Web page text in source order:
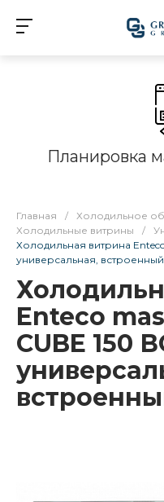
Планировка
Главная / Холодильное
Холодильные витрины
/
Холодильная витрина
универсальная, встроенный
Enteco
CUBE 150